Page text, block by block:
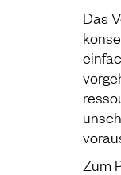
Das
Zum